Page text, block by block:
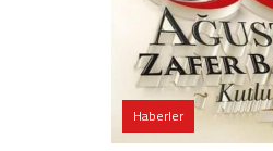
Haberler